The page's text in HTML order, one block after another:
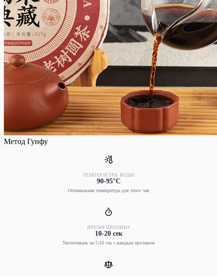
Метод Гунфу
ТЕМПЕРАТУРА ВОДЫ
90-95°C
Оптимальная температура для этого чая
ВРЕМЯ ПРОЛИВА
10-20 сек
Увеличивать на 5-10 сек с каждым проливом